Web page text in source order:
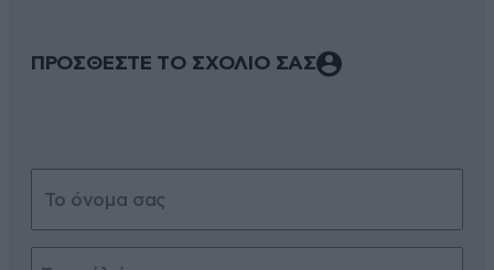
ΠΡΟΣΘΕΣΤΕ ΤΟ ΣΧΟΛΙΟ ΣΑΣ